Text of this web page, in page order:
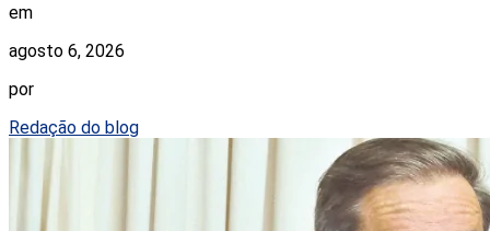
em
agosto 6, 2026
por
Redação do blog